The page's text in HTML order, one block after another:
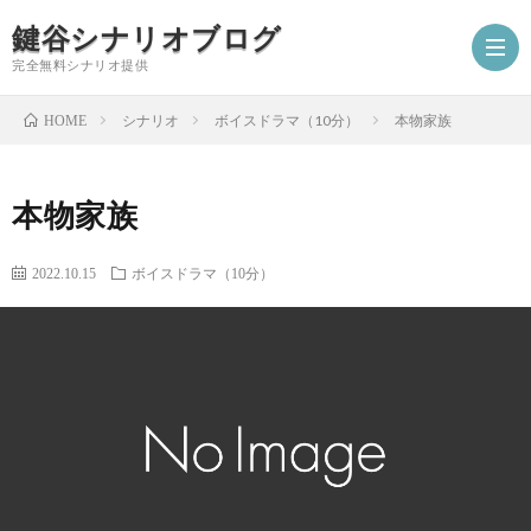
鍵谷シナリオブログ
完全無料シナリオ提供
ム
ロ
シ
HOME シナリオ ボイスドラマ（10分） 本物家族
本物家族
2022.10.15 ボイスドラマ（10分）